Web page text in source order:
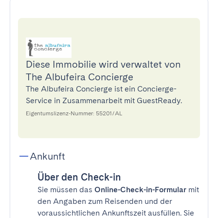
Diese Immobilie wird verwaltet von
The Albufeira Concierge
The Albufeira Concierge ist ein Concierge-
Service in Zusammenarbeit mit GuestReady.
Eigentumslizenz-Nummer: 55201/AL
Ankunft
Über den Check-in
Sie müssen das Online-Check-in-Formular mit
den Angaben zum Reisenden und der
voraussichtlichen Ankunftszeit ausfüllen. Sie